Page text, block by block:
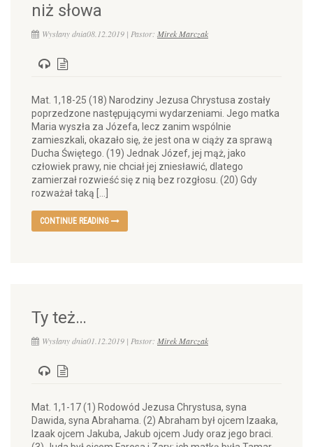
niż słowa
Wysłany dnia08.12.2019 | Pastor: Mirek Marczak
Mat. 1,18-25 (18) Narodziny Jezusa Chrystusa zostały
poprzedzone następującymi wydarzeniami. Jego matka
Maria wyszła za Józefa, lecz zanim wspólnie
zamieszkali, okazało się, że jest ona w ciąży za sprawą
Ducha Świętego. (19) Jednak Józef, jej mąż, jako
człowiek prawy, nie chciał jej zniesławić, dlatego
zamierzał rozwieść się z nią bez rozgłosu. (20) Gdy
rozważał taką […]
CONTINUE READING
Ty też…
Wysłany dnia01.12.2019 | Pastor: Mirek Marczak
Mat. 1,1-17 (1) Rodowód Jezusa Chrystusa, syna
Dawida, syna Abrahama. (2) Abraham był ojcem Izaaka,
Izaak ojcem Jakuba, Jakub ojcem Judy oraz jego braci.